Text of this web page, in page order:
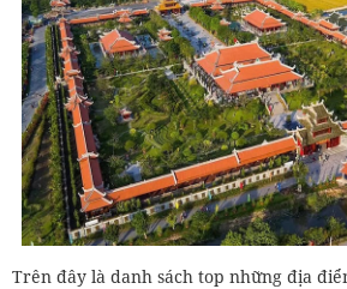
Trên đây là danh sách top những địa